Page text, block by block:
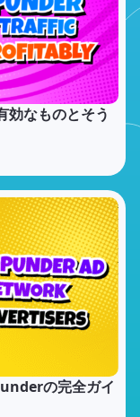
なものとそう
の完全ガイ